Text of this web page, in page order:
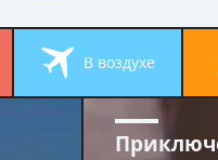
в воздухе